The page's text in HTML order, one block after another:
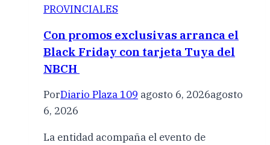
PROVINCIALES
Con promos exclusivas arranca el
Black Friday con tarjeta Tuya del
NBCH
PorDiario Plaza 109 agosto 6, 2026agosto
6, 2026
La entidad acompaña el evento de